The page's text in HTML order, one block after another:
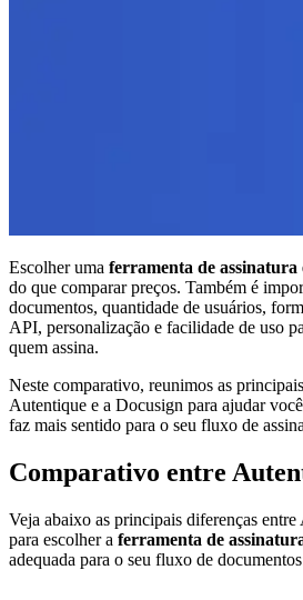
Escolher uma ferramenta de assinatura
do que comparar preços. Também é
documentos, quantidade de usuários,
API, personalização e facilidade de uso
quem assina.
Neste comparativo, reunimos as
Autentique e a Docusign para ajudar
faz mais sentido para o seu fluxo de
Comparativo entre
Veja abaixo as principais diferenças
para escolher a ferramenta de
adequada para o seu fluxo de